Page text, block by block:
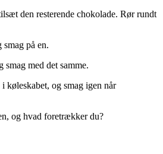
den resterende chokolade. Rør rundt
smag på en.
smag med det samme.
køleskabet, og smag igen når
og hvad foretrækker du?